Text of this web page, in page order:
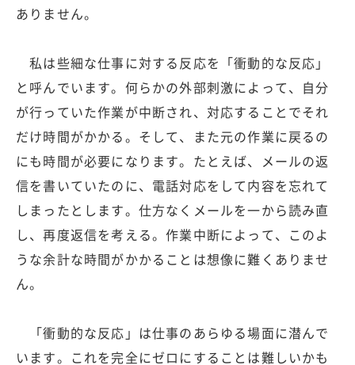
ありません。
私は些細な仕事に対する反応を「衝動的な反応」
と呼んでいます。何らかの外部刺激によって、自分
が行っていた作業が中断され、対応することでそれ
だけ時間がかかる。そして、また元の作業に戻るの
にも時間が必要になります。たとえば、メールの返
信を書いていたのに、電話対応をして内容を忘れて
しまったとします。仕方なくメールを一から読み直
し、再度返信を考える。作業中断によって、このよ
うな余計な時間がかかることは想像に難くありませ
ん。
「衝動的な反応」は仕事のあらゆる場面に潜んで
います。これを完全にゼロにすることは難しいかも